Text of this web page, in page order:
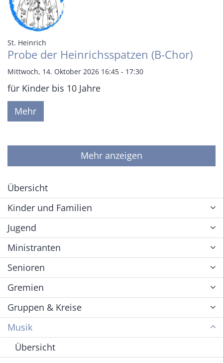
St. Heinrich
Probe der Heinrichsspatzen (B-Chor)
Mittwoch, 14. Oktober 2026 16:45 - 17:30
für Kinder bis 10 Jahre
Mehr
Mehr anzeigen
Übersicht
Kinder und Familien
Jugend
Ministranten
Senioren
Gremien
Gruppen & Kreise
Musik
Übersicht